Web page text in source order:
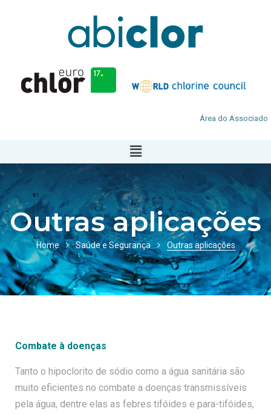
Área do Associado
Outras aplicações
Home Saúde e Segurança Outras aplicações
Combate à doenças
Tanto o hipoclorito de sódio como a água sanitária são
muito eficientes no combate a doenças transmissíveis
pela água, dentre elas as febres tifóides e para-tifóides,